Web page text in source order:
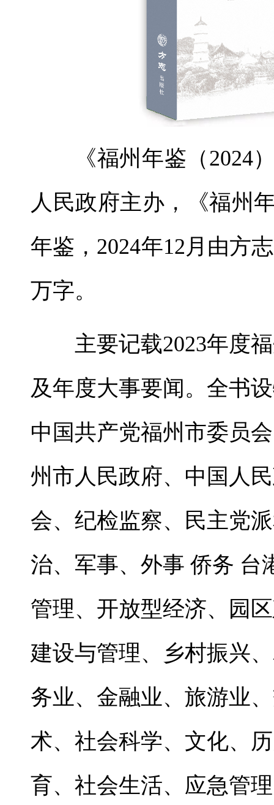
《福州年鉴（2024
人民政府主办，《福州
年鉴，2024年12月由方
万字。
主要记载2023年度
及年度大事要闻。 全书
中国共产党福州市委员
州市人民政府、中 国人
会、纪检监察、民主党
治、军事、外事 侨务 台
管理、开放型经济、园
建设与管理、乡村振兴
务业、金融业、旅游业
术、社会科学、文化、
育、社会生活、应急管